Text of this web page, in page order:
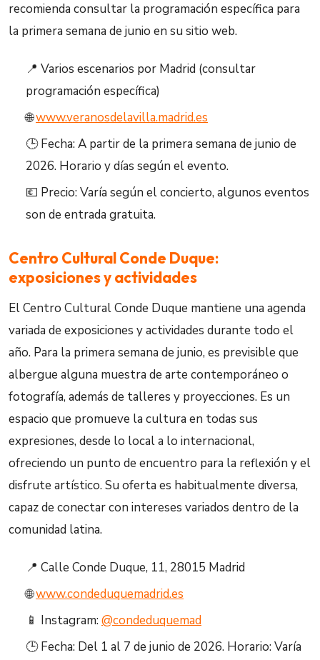
recomienda consultar la programación específica para
la primera semana de junio en su sitio web.
📍 Varios escenarios por Madrid (consultar
programación específica)
🌐www.veranosdelavilla.madrid.es
🕒 Fecha: A partir de la primera semana de junio de
2026. Horario y días según el evento.
💶 Precio: Varía según el concierto, algunos eventos
son de entrada gratuita.
Centro Cultural Conde Duque:
exposiciones y actividades
El Centro Cultural Conde Duque mantiene una agenda
variada de exposiciones y actividades durante todo el
año. Para la primera semana de junio, es previsible que
albergue alguna muestra de arte contemporáneo o
fotografía, además de talleres y proyecciones. Es un
espacio que promueve la cultura en todas sus
expresiones, desde lo local a lo internacional,
ofreciendo un punto de encuentro para la reflexión y el
disfrute artístico. Su oferta es habitualmente diversa,
capaz de conectar con intereses variados dentro de la
comunidad latina.
📍 Calle Conde Duque, 11, 28015 Madrid
🌐www.condeduquemadrid.es
📱 Instagram:@condeduquemad
🕒 Fecha: Del 1 al 7 de junio de 2026. Horario: Varía